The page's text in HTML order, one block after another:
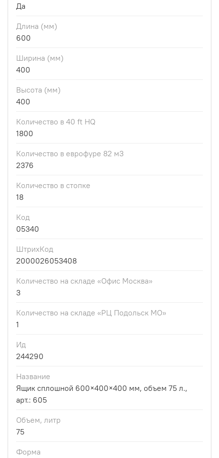
Да
Длина (мм)
600
Ширина (мм)
400
Высота (мм)
400
Количество в 40 ft HQ
1800
Количество в еврофуре 82 м3
2376
Количество в стопке
18
Код
05340
ШтрихКод
2000026053408
Количество на складе «Офис Москва»
3
Количество на складе «РЦ Подольск МО»
1
Ид
244290
Название
Ящик сплошной 600×400×400 мм, объем 75 л.,
арт.: 605
Объем, литр
75
Форма